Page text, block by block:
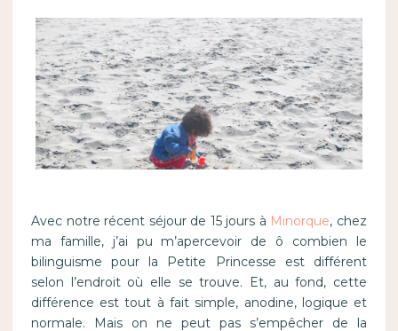
Avec notre récent séjour de 15 jours à Minorque, chez
ma famille, j’ai pu m’apercevoir de ô combien le
bilinguisme pour la Petite Princesse est différent
selon l’endroit où elle se trouve. Et, au fond, cette
différence est tout à fait simple, anodine, logique et
normale. Mais on ne peut pas s’empêcher de la